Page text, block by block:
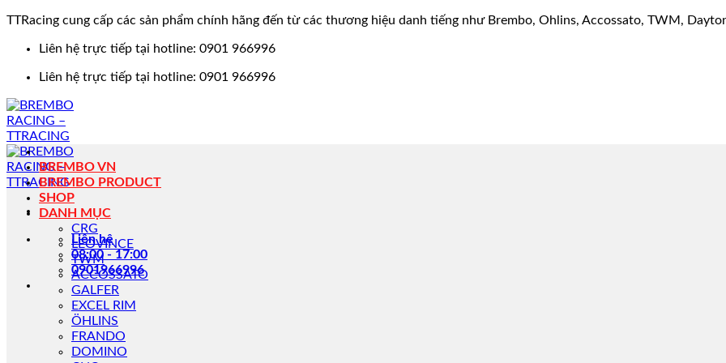
TTRacing cung cấp các sản phẩm chính hãng đến từ các thương hiệu danh tiếng như Brembo, Ohlins, Accossato, TWM,
Liên hệ trực tiếp tại hotline: 0901 966996
Liên hệ trực tiếp tại hotline: 0901 966996
Liên hệ
08:00 - 17:00
0901966996
BREMBO VN
BREMBO PRODUCT
SHOP
DANH MỤC
CRG
LEOVINCE
TWM
ACCOSSATO
GALFER
EXCEL RIM
ÖHLINS
FRANDO
DOMINO